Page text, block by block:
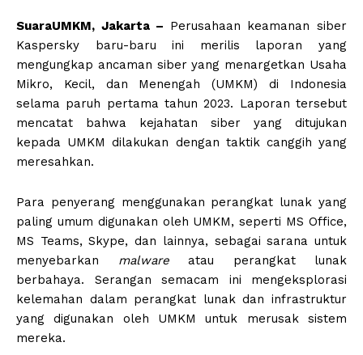
SuaraUMKM, Jakarta – Perusahaan keamanan siber
Kaspersky baru-baru ini merilis laporan yang
mengungkap ancaman siber yang menargetkan Usaha
Mikro, Kecil, dan Menengah (UMKM) di Indonesia
selama paruh pertama tahun 2023. Laporan tersebut
mencatat bahwa kejahatan siber yang ditujukan
kepada UMKM dilakukan dengan taktik canggih yang
meresahkan.
Para penyerang menggunakan perangkat lunak yang
paling umum digunakan oleh UMKM, seperti MS Office,
MS Teams, Skype, dan lainnya, sebagai sarana untuk
menyebarkan malwareatau perangkat lunak
berbahaya. Serangan semacam ini mengeksplorasi
kelemahan dalam perangkat lunak dan infrastruktur
yang digunakan oleh UMKM untuk merusak sistem
mereka.